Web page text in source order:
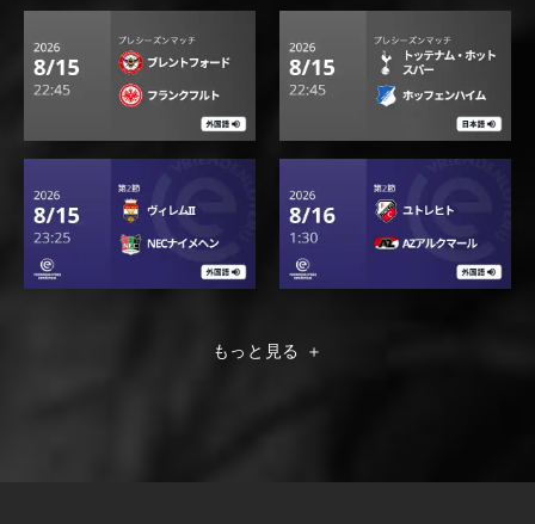
・8/16(日) 時間未定
シャルケ v レアル・マドリー
・8/17(月) 0:00
ニューカッスル v ストラスブール
・8/17(月) 2:00
リヴァプール v コモ
もっと見る ＋